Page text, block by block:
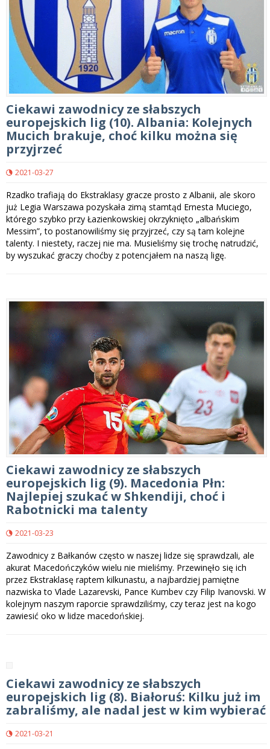
Ciekawi zawodnicy ze słabszych
europejskich lig (10). Albania: Kolejnych
Mucich brakuje, choć kilku można się
przyjrzeć
2021-03-27
Rzadko trafiają do Ekstraklasy gracze prosto z Albanii, ale skoro
już Legia Warszawa pozyskała zimą stamtąd Ernesta Muciego,
którego szybko przy Łazienkowskiej okrzyknięto „albańskim
Messim”, to postanowiliśmy się przyjrzeć, czy są tam kolejne
talenty. I niestety, raczej nie ma. Musieliśmy się trochę natrudzić,
by wyszukać graczy choćby z potencjałem na naszą ligę.
Ciekawi zawodnicy ze słabszych
europejskich lig (9). Macedonia Płn:
Najlepiej szukać w Shkendiji, choć i
Rabotnicki ma talenty
2021-03-23
Zawodnicy z Bałkanów często w naszej lidze się sprawdzali, ale
akurat Macedończyków wielu nie mieliśmy. Przewinęło się ich
przez Ekstraklasę raptem kilkunastu, a najbardziej pamiętne
nazwiska to Vlade Lazarevski, Pance Kumbev czy Filip Ivanovski. W
kolejnym naszym raporcie sprawdziliśmy, czy teraz jest na kogo
zawiesić oko w lidze macedońskiej.
Ciekawi zawodnicy ze słabszych
europejskich lig (8). Białoruś: Kilku już im
zabraliśmy, ale nadal jest w kim wybierać
2021-03-21